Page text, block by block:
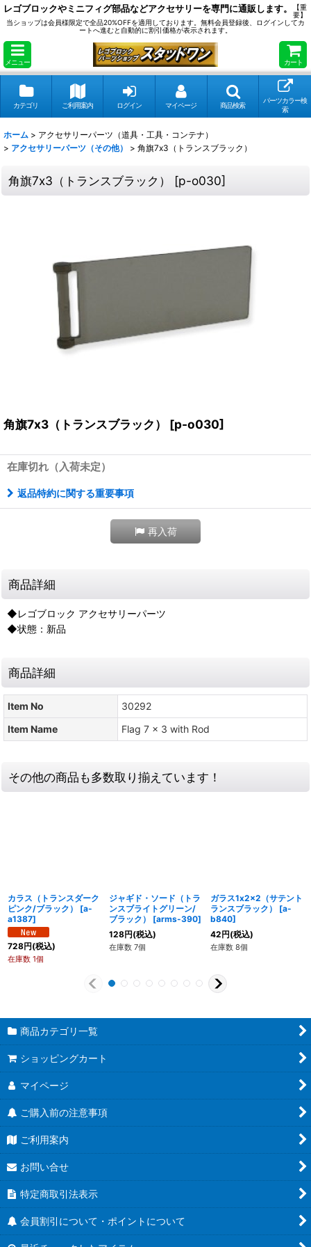
レゴブロックやミニフィグ部品などアクセサリーを専門に通販します。
【重
要】
当ショップは会員様限定で全品20%OFFを適用しております。無料会員登録後、ログインしてカ
ートへ進むと自動的に割引価格が表示されます。
メニュー カート
カテゴリ ご利用案内 ログイン マイページ 商品検索
パーツカラー検
索
ホーム > アクセサリーパーツ（道具・工具・コンテナ）
> アクセサリーパーツ（その他） > 角旗7x3（トランスブラック）
角旗7x3（トランスブラック） [p-o030]
角旗7x3（トランスブラック） [p-o030]
在庫切れ（入荷未定）
返品特約に関する重要事項
再入荷
商品詳細
◆レゴブロック アクセサリーパーツ
◆状態：新品
商品詳細
Item No
30292
Item Name
Flag 7 x 3 with Rod
その他の商品も多数取り揃えています！
カラス（トランスダーク
ピンク/ブラック）
[a-
a1387]
728円(税込)
在庫数 1個
ジャギド・ソード（トラ
ンスブライトグリーン/
ブラック）
[arms-390]
128円(税込)
在庫数 7個
ガラス1x2x2（サテント
ランスブラック）
[a-
b840]
42円(税込)
在庫数 8個
商品カテゴリ一覧
ショッピングカート
マイページ
ご購入前の注意事項
ご利用案内
お問い合せ
特定商取引法表示
会員割引について・ポイントについて